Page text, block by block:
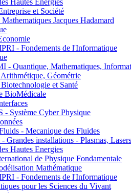
Hautes Energies
et Société
Jacques Hadamard
- Fondements de l'Informatique
Quantique, Mathematiques,
Géométrie
et Santé
BioMédicale
Système Cyber Physique
- Mecanique des Fluides
installations - Plasmas,
Hautes Energies
de Physique Fondamentale
Mathématique
- Fondements de l'Informatique
pour les Sciences du Vivant